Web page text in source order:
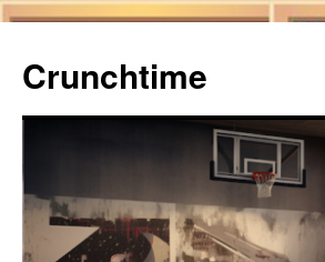
de
inhoud
Crunchtime